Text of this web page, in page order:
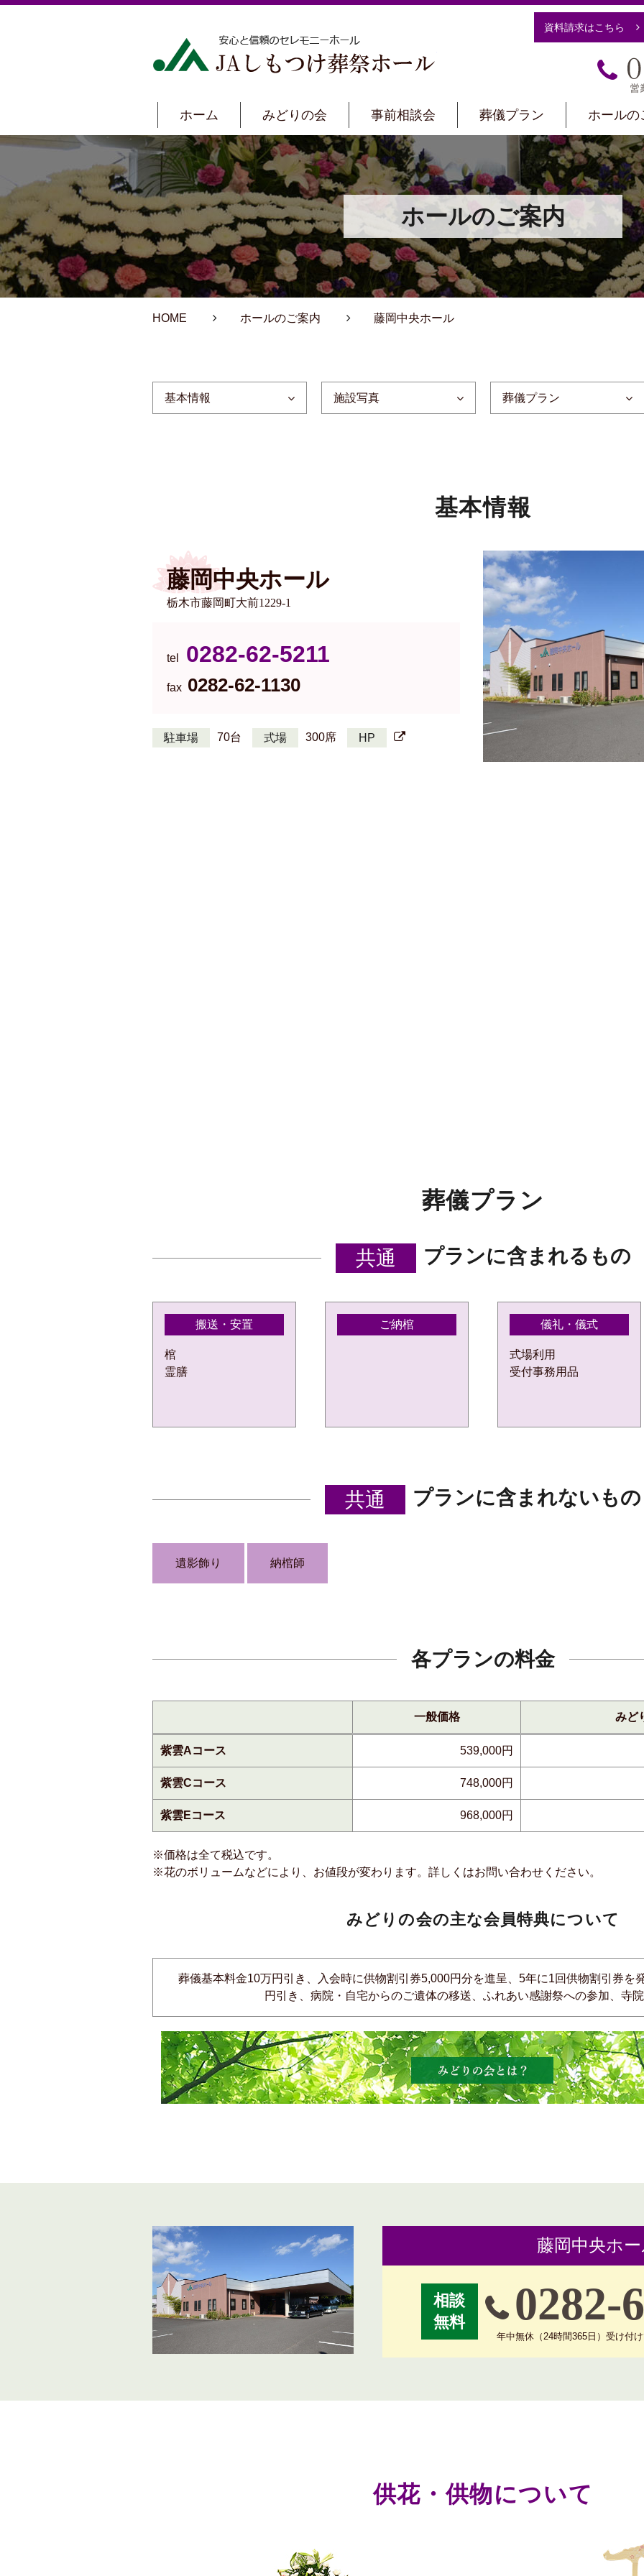
栃木市のJAしもつ
資料請求はこちら
ホーム みどりの会 事前相談会 葬儀プラン ホールの
ホールのご案内
HOME ホールのご案内 藤岡中央ホール
基本情報 施設写真 葬儀プラン
基本情報
藤岡中央ホール
栃木市藤岡町大前1229-1
tel 0282-62-5211
fax 0282-62-1130
駐車場 70台 式場 300席 HP
葬儀プラン
共通 プランに含まれるもの
搬送・安置
棺
霊膳
ご納棺 儀礼・儀式
式場利用
受付事務用品
共通 プランに含まれないもの
遺影飾り 納棺師
各プランの料金
一般価格 みど
紫雲Aコース 539,000円
紫雲Cコース 748,000円
紫雲Eコース 968,000円
※価格は全て税込です。
※花のボリュームなどにより、お値段が変わります。詳しくはお問い合わせください。
みどりの会の主な会員特典について
葬儀基本料金10万円引き、入会時に供物割引券5,000円分を進呈、5年に1回供物割引券を
円引き、病院・自宅からのご遺体の移送、ふれあい感謝祭への参加、寺
藤岡中央ホ
相談
無料
0282-
年中無休（24時間365日）受け付
供花・供物について